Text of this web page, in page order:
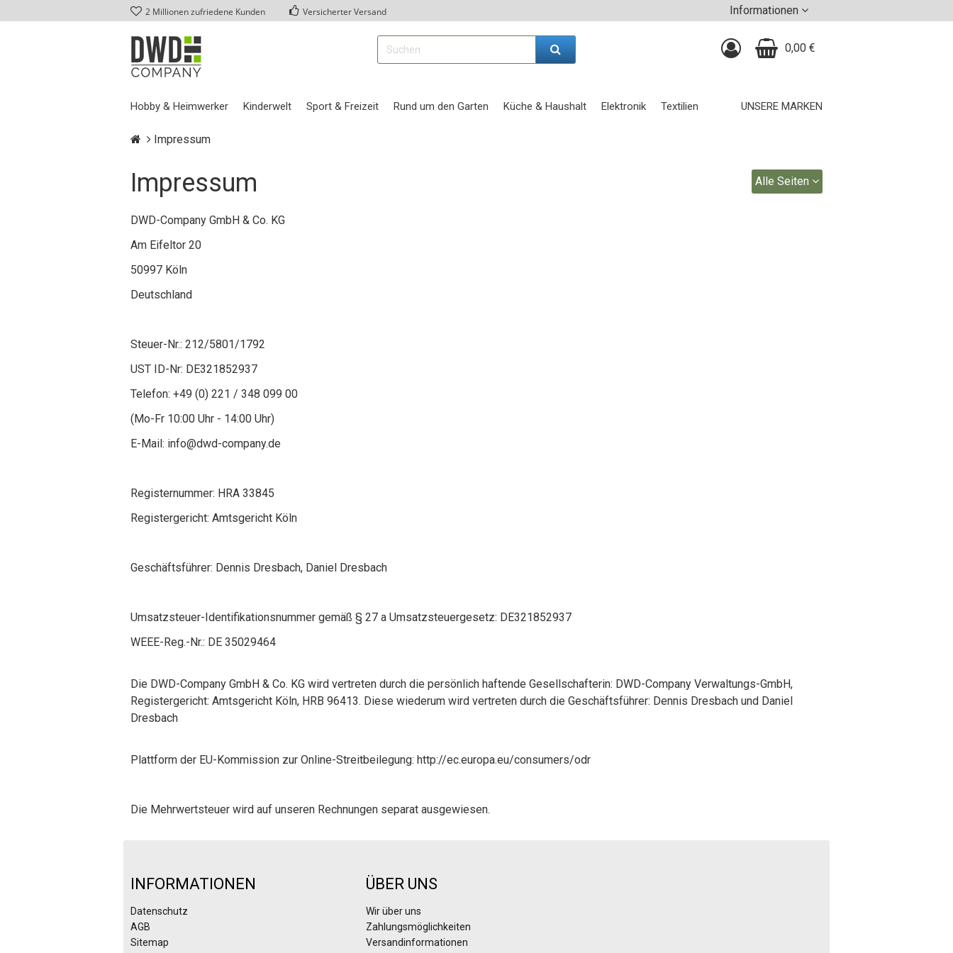
2 Millionen zufriedene Kunden Versicherter Versand Informationen
0,00 €
Hobby & Heimwerker Kinderwelt Sport & Freizeit Rund um den Garten Küche & Haushalt Elektronik Textilien UNSERE MARKEN
Impressum
Alle Seiten
Impressum
DWD-Company GmbH & Co. KG
Am Eifeltor 20
50997 Köln
Deutschland
Steuer-Nr.: 212/5801/1792
UST ID-Nr: DE321852937
Telefon: +49 (0) 221 / 348 099 00
(Mo-Fr 10:00 Uhr - 14:00 Uhr)
E-Mail: info@dwd-company.de
Registernummer: HRA 33845
Registergericht: Amtsgericht Köln
Geschäftsführer: Dennis Dresbach, Daniel Dresbach
Umsatzsteuer-Identifikationsnummer gemäß § 27 a Umsatzsteuergesetz: DE321852937
WEEE-Reg.-Nr.: DE 35029464
Die DWD-Company GmbH & Co. KG wird vertreten durch die persönlich haftende Gesellschafterin: DWD-Company Verwaltungs-GmbH,
Registergericht: Amtsgericht Köln, HRB 96413. Diese wiederum wird vertreten durch die Geschäftsführer: Dennis Dresbach und Daniel
Dresbach
Plattform der EU-Kommission zur Online-Streitbeilegung: http://ec.europa.eu/consumers/odr
Die Mehrwertsteuer wird auf unseren Rechnungen separat ausgewiesen.
INFORMATIONEN
Datenschutz
AGB
Sitemap
ÜBER UNS
Wir über uns
Zahlungsmöglichkeiten
Versandinformationen